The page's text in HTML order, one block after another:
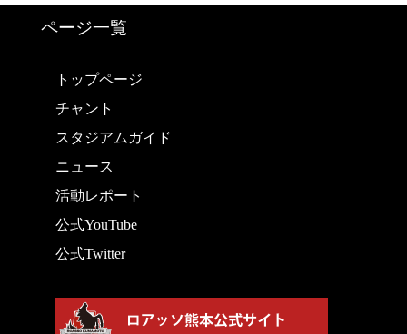
ページ一覧
トップページ
チャント
スタジアムガイド
ニュース
活動レポート
公式YouTube
公式Twitter